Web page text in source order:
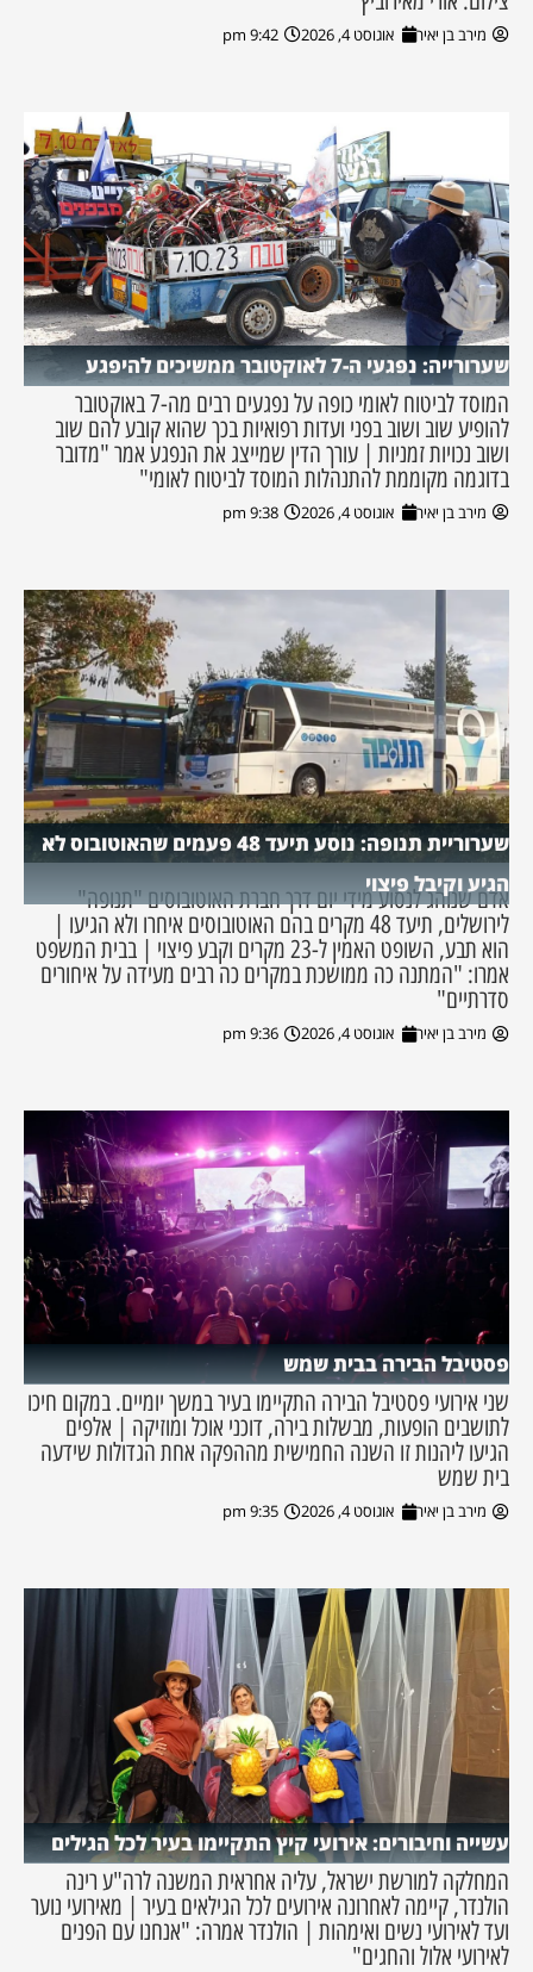
מירב בן יאיר אוגוסט 4, 2026 9:42 pm
שערורייה: נפגעי ה-7 לאוקטובר ממשיכים להיפגע
המוסד לביטוח לאומי כופה על נפגעים רבים מה-7 באוקטובר
להופיע שוב ושוב בפני ועדות רפואיות בכך שהוא קובע להם שוב
ושוב נכויות זמניות | עורך הדין שמייצג את הנפגע אמר "מדובר
בדוגמה מקוממת להתנהלות המוסד לביטוח לאומי"
מירב בן יאיר אוגוסט 4, 2026 9:38 pm
שערוריית תנופה: נוסע תיעד 48 פעמים שהאוטובוס לא
הגיע וקיבל פיצוי
אדם שנוהג לנסוע מידי יום דרך חברת האוטובוסים "תנופה"
לירושלים, תיעד 48 מקרים בהם האוטובוסים איחרו ולא הגיעו |
הוא תבע, השופט האמין ל-23 מקרים וקבע פיצוי | בבית המשפט
אמרו: "המתנה כה ממושכת במקרים כה רבים מעידה על איחורים
סדרתיים"
מירב בן יאיר אוגוסט 4, 2026 9:36 pm
פסטיבל הבירה בבית שמש
שני אירועי פסטיבל הבירה התקיימו בעיר במשך יומיים. במקום חיכו
לתושבים הופעות, מבשלות בירה, דוכני אוכל ומוזיקה | אלפים
הגיעו ליהנות זו השנה החמישית מההפקה אחת הגדולות שידעה
בית שמש
מירב בן יאיר אוגוסט 4, 2026 9:35 pm
עשייה וחיבורים: אירועי קיץ התקיימו בעיר לכל הגילים
המחלקה למורשת ישראל, עליה אחראית המשנה לרה"ע רינה
הולנדר, קיימה לאחרונה אירועים לכל הגילאים בעיר | מאירועי נוער
ועד לאירועי נשים ואימהות | הולנדר אמרה: "אנחנו עם הפנים
לאירועי אלול והחגים"